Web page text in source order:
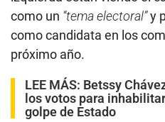
como un “tema electoral”y
como candidata en los
próximo año.
LEE MÁS: Betssy
los votos para
golpe de Estado